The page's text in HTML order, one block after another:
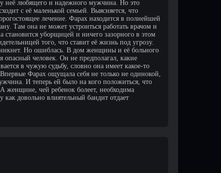
у неё любящего и надежного мужчина. Но это
с её маленькой семьей. Выясняется, что
лечение. Фарах находится в полнейшей
Там она не может устроиться работать врачом и
уборщицей и ничего зазорного в этом
того, что ставит её жизнь под угрозу.
Но ошиблась. В дом женщины и её больного
опасный человек. Он не предполагал, какие
в чужую судьбу, словно она имеет какое-то
Фарах ощущала себя не только не одинокой,
И теперь ей было на кого положиться, что
женщине, чей ребенок болеет, необходима
довольно влиятельный бандит отдает